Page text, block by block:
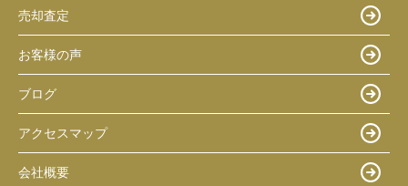
売却査定
お客様の声
ブログ
アクセスマップ
会社概要